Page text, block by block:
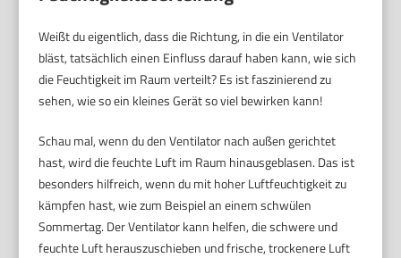
Weißt du eigentlich, dass die Richtung, in die ein Ventilator
bläst, tatsächlich einen Einfluss darauf haben kann, wie sich
die Feuchtigkeit im Raum verteilt? Es ist faszinierend zu
sehen, wie so ein kleines Gerät so viel bewirken kann!
Schau mal, wenn du den Ventilator nach außen gerichtet
hast, wird die feuchte Luft im Raum hinausgeblasen. Das ist
besonders hilfreich, wenn du mit hoher Luftfeuchtigkeit zu
kämpfen hast, wie zum Beispiel an einem schwülen
Sommertag. Der Ventilator kann helfen, die schwere und
feuchte Luft herauszuschieben und frische, trockenere Luft